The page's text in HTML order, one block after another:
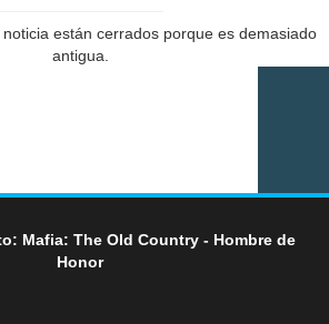
están cerrados porque es demasiado
antigua.
Mafia: The Old Country - Hombre de
Honor